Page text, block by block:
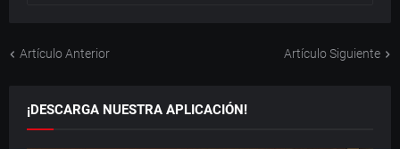
Artículo Anterior Artículo Siguiente
¡DESCARGA NUESTRA APLICACIÓN!